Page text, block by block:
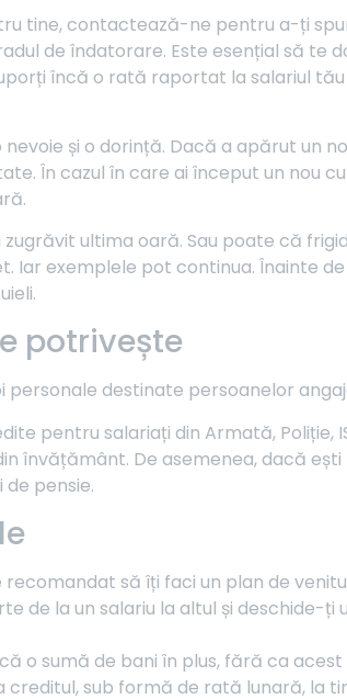
tine, contactează-ne pentru a-ți
de îndatorare. Este esențial să te
încă o rată raportat la salariul
și o dorință. Dacă a apărut un
În cazul în care ai început un nou
ultima oară. Sau poate că
exemplele pot continua. Înainte
potrivește
destinate persoanelor
pentru salariați din Armată, Poliție,
învățământ. De asemenea, dacă
pensie.
să îți faci un plan de
de la un salariu la altul și deschide-
o sumă de bani în plus, fără ca
sub formă de rată lunară, la